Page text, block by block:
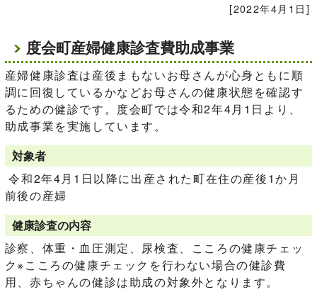
[2022年4月1日]
度会町産婦健康診査費助成事業
産婦健康診査は産後まもないお母さんが心身ともに順
調に回復しているかなどお母さんの健康状態を確認す
るための健診です。度会町では令和2年4月1日より、
助成事業を実施しています。
対象者
令和2年4月1日以降に出産された町在住の産後1か月
前後の産婦
健康診査の内容
診察、体重・血圧測定、尿検査、こころの健康チェッ
ク※こころの健康チェックを行わない場合の健診費
用、赤ちゃんの健診は助成の対象外となります。